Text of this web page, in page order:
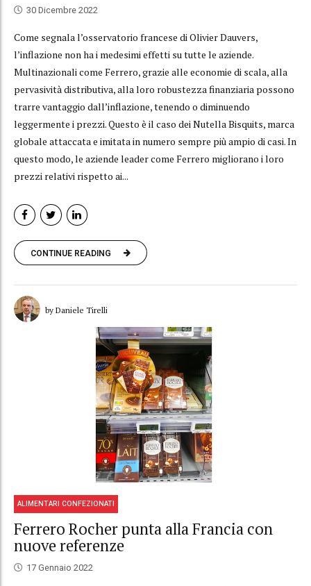
30 Dicembre 2022
Come segnala l’osservatorio francese di Olivier Dauvers,
l’inflazione non ha i medesimi effetti su tutte le aziende.
Multinazionali come Ferrero, grazie alle economie di scala, alla
pervasività distributiva, alla loro robustezza finanziaria possono
trarre vantaggio dall’inflazione, tenendo o diminuendo
leggermente i prezzi. Questo è il caso dei Nutella Bisquits, marca
globale attaccata e imitata in numero sempre più ampio di casi. In
questo modo, le aziende leader come Ferrero migliorano i loro
prezzi relativi rispetto ai...
CONTINUE READING
by Daniele Tirelli
ALIMENTARI CONFEZIONATI
Ferrero Rocher punta alla Francia con
nuove referenze
17 Gennaio 2022